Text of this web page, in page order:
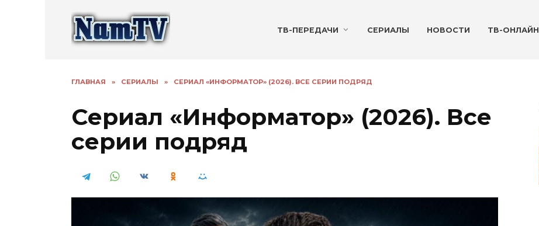
ТВ-ПЕРЕДАЧИ СЕРИАЛЫ НОВОСТИ ТВ-ОНЛАЙН
ГЛАВНАЯ » СЕРИАЛЫ » СЕРИАЛ «ИНФОРМАТОР» (2026). ВСЕ СЕРИИ ПОДРЯД
Сериал «Информатор» (2026). Все
серии подряд